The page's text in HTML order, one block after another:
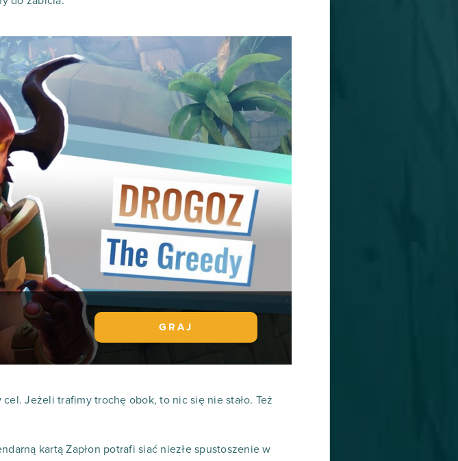
GRAJ
Jeżeli trafimy trochę obok, to nic się nie stało. Też
kartą Zapłon potrafi siać niezłe spustoszenie w